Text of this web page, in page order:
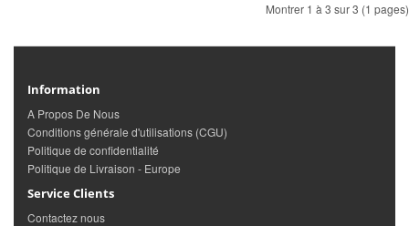
Montrer 1 à 3 sur 3 (1 pages)
Information
A Propos De Nous
Conditions générale d'utilisations (CGU)
Politique de confidentialité
Politique de Livraison - Europe
Service Clients
Contactez nous